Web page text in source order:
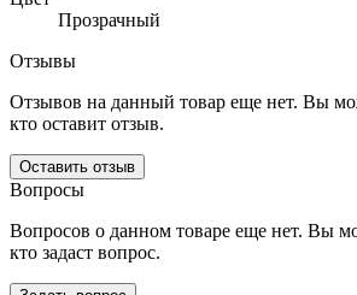
Прозрачный
Отзывы
Отзывов на данный товар еще нет. Вы
кто оставит отзыв.
Оставить отзыв
Вопросы
Вопросов о данном товаре еще нет. Вы
кто задаст вопрос.